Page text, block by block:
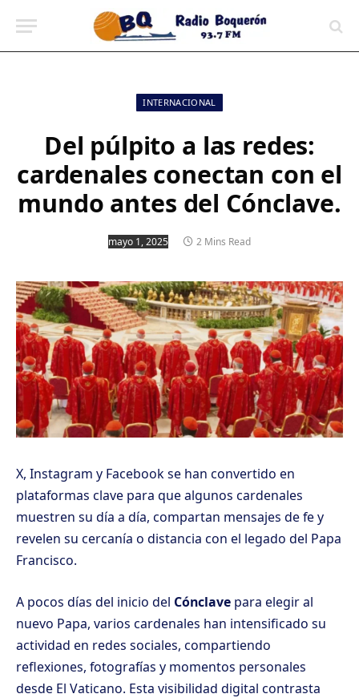
INTERNACIONAL
Del púlpito a las redes:
cardenales conectan con el
mundo antes del Cónclave.
mayo 1, 2025 2 Mins Read
X, Instagram y Facebook se han convertido en
plataformas clave para que algunos cardenales
muestren su día a día, compartan mensajes de fe y
revelen su cercanía o distancia con el legado del Papa
Francisco.
A pocos días del inicio del Cónclave para elegir al
nuevo Papa, varios cardenales han intensificado su
actividad en redes sociales, compartiendo
reflexiones, fotografías y momentos personales
desde El Vaticano. Esta visibilidad digital contrasta